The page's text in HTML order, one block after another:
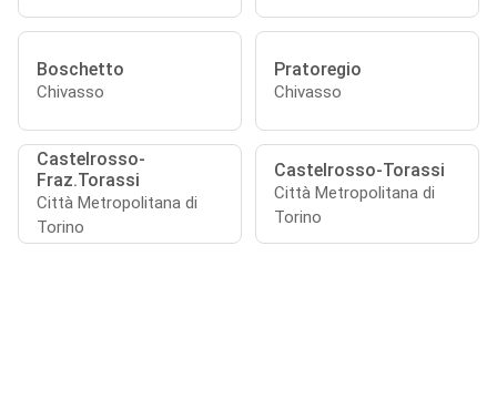
Boschetto
Chivasso
Pratoregio
Chivasso
Castelrosso-
Fraz.Torassi
Città Metropolitana di
Torino
Castelrosso-Torassi
Città Metropolitana di
Torino